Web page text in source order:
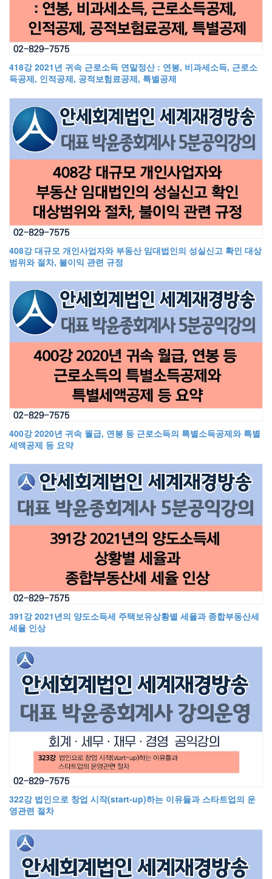
418강 2021년 귀속 근로소득 연말정산 : 연봉, 비과세소득, 근로소
득공제, 인적공제, 공적보험료공제, 특별공제
408강 대규모 개인사업자와 부동산 임대법인의 성실신고 확인 대상
범위와 절차, 불이익 관련 규정
400강 2020년 귀속 월급, 연봉 등 근로소득의 특별소득공제와 특별
세액공제 등 요약
391강 2021년의 양도소득세 주택보유상황별 세율과 종합부동산세
세율 인상
322강 법인으로 창업 시작(start-up)하는 이유들과 스타트업의 운
영관련 절차